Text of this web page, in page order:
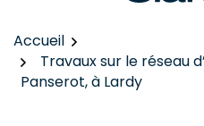
Accueil
Travaux sur le réseau
Panserot, à Lardy